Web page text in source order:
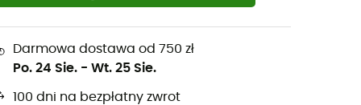
Darmowa dostawa od 750 zł
Po. 24 Sie. - Wt. 25 Sie.
100 dni na bezpłatny zwrot